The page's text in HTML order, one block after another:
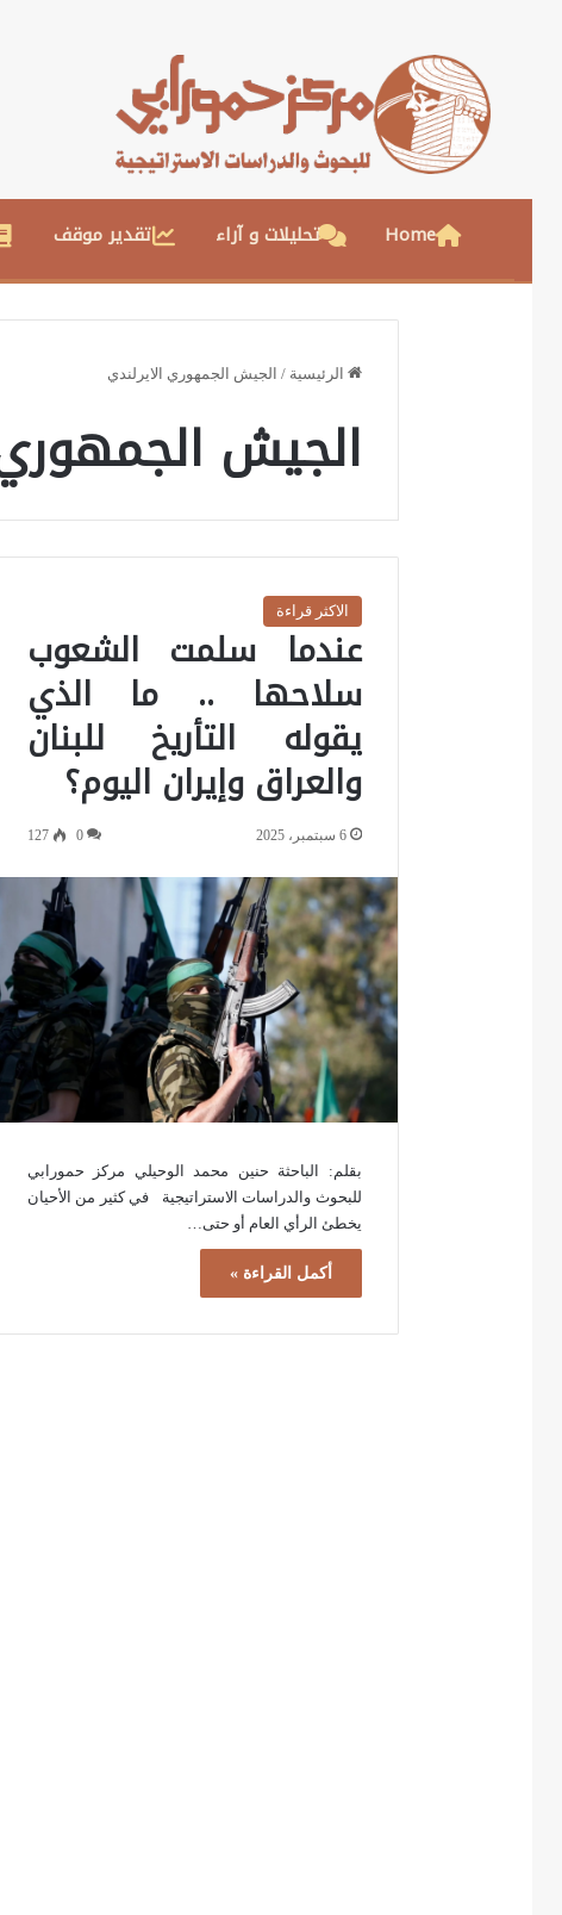
Home تحليلات و آراء تقدير موقف
الرئيسية / الجيش الجمهوري الايرلندي
الجيش الجمهوري
الاكثر قراءة
عندما سلمت الشعوب
سلاحها .. ما الذي
يقوله التأريخ للبنان
والعراق وإيران اليوم؟
6 سبتمبر، 2025 0
127
بقلم: الباحثة حنين محمد الوحيلي مركز حمورابي
للبحوث والدراسات الاستراتيجية في كثير من الأحيان
يخطئ الرأي العام أو حتى…
أكمل القراءة »